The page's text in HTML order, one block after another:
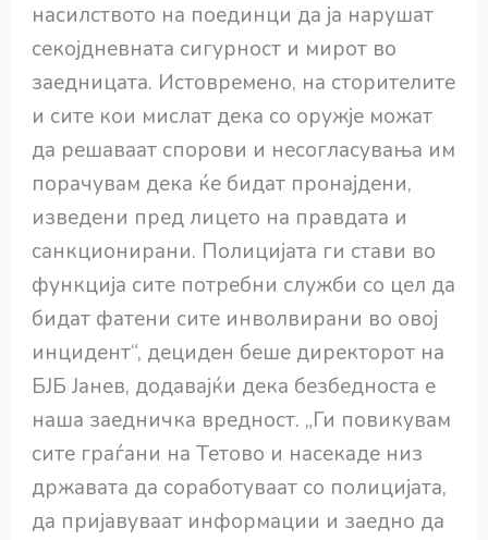
насилството на поединци да ја нарушат
секојдневната сигурност и мирот во
заедницата. Истовремено, на сторителите
и сите кои мислат дека со оружје можат
да решаваат спорови и несогласувања им
порачувам дека ќе бидат пронајдени,
изведени пред лицето на правдата и
санкционирани. Полицијата ги стави во
функција сите потребни служби со цел да
бидат фатени сите инволвирани во овој
инцидент“, дециден беше директорот на
БЈБ Јанев, додавајќи дека безбедноста е
наша заедничка вредност. „Ги повикувам
сите граѓани на Тетово и насекаде низ
државата да соработуваат со полицијата,
да пријавуваат информации и заедно да